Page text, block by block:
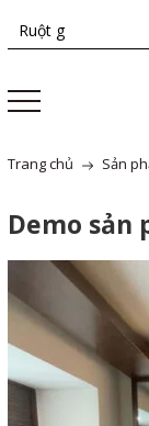
Trang chủ Sản
Demo sản